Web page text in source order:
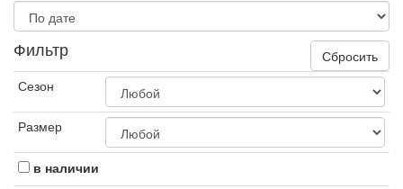
Фильтр
Сбросить
Сезон
Размер
в наличии